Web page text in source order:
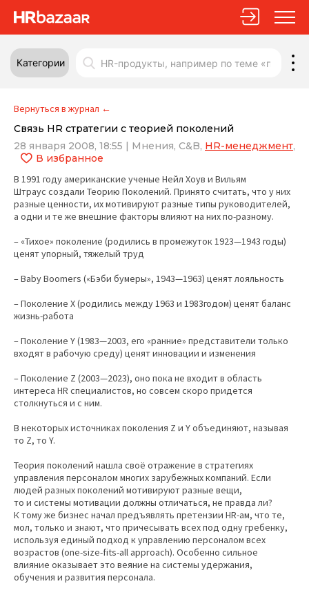
Категории
Вернуться в журнал ←
Связь HR стратегии c теорией поколений
28 января 2008, 18:55 | Мнения, C&B, HR-менеджмент,
В избранное
В 1991 году американские ученые Нейл Хоув и Вильям
Штраус создали Теорию Поколений. Принято считать, что у них
разные ценности, их мотивируют разные типы руководителей,
а одни и те же внешние факторы влияют на них по-разному.
– «Тихое» поколение (родились в промежуток 1923—1943 годы)
ценят упорный, тяжелый труд
– Baby Boomers («Бэби бумеры», 1943—1963) ценят лояльность
– Поколение X (родились между 1963 и 1983годом) ценят баланс
жизнь-работа
– Поколение Y (1983—2003, его «ранние» представители только
входят в рабочую среду) ценят инновации и изменения
– Поколение Z (2003—2023), оно пока не входит в область
интереса HR специалистов, но совсем скоро придется
столкнуться и с ним.
В некоторых источниках поколения Z и Y объединяют, называя
то Z, то Y.
Теория поколений нашла своё отражение в стратегиях
управления персоналом многих зарубежных компаний. Если
людей разных поколений мотивируют разные вещи,
то и системы мотивации должны отличаться, не правда ли?
К тому же бизнес начал предъявлять претензии HR-ам, что те,
мол, только и знают, что причесывать всех под одну гребенку,
используя единый подход к управлению персоналом всех
возрастов (one-size-fits-all approach). Особенно сильное
влияние оказывает это веяние на системы удержания,
обучения и развития персонала.